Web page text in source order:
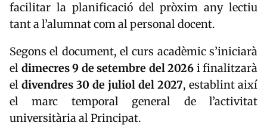
facilitar la planificació del pròxim any lectiu
tant a l’alumnat com al personal docent.
Segons el document, el curs acadèmic s’iniciarà
el dimecres 9 de setembre del 2026 i finalitzarà
el divendres 30 de juliol del 2027, establint així
el marc temporal general de l’activitat
universitària al Principat.